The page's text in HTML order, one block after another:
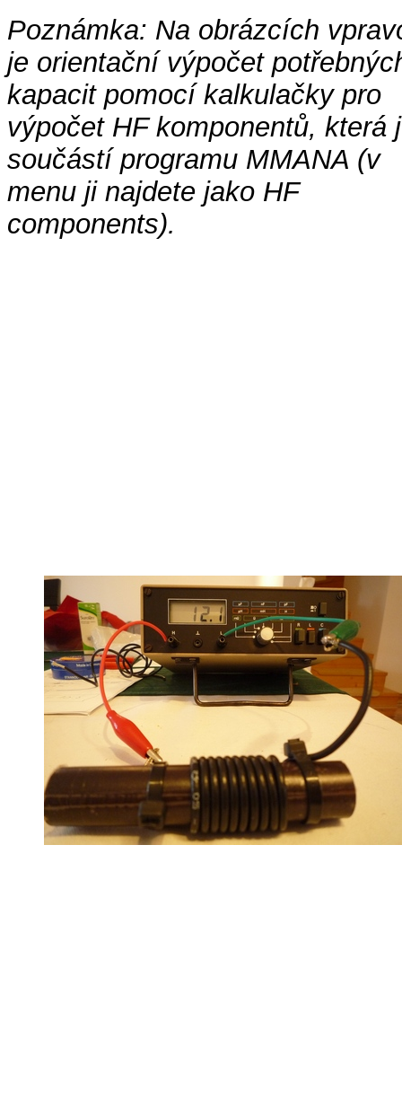
Poznámka: Na obrázcích
je orientační výpočet
kapacit pomocí kalkulačky pro
výpočet HF komponentů, která
součástí programu MMANA (v
menu ji najdete jako HF
components).